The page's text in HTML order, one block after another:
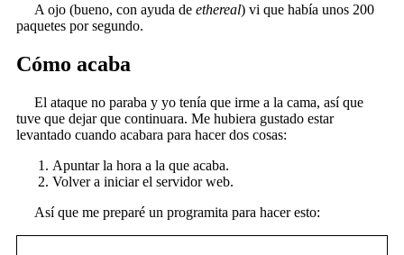
A ojo (bueno, con ayuda de ethereal) vi que había unos 200
paquetes por segundo.
Cómo acaba
El ataque no paraba y yo tenía que irme a la cama, así que
tuve que dejar que continuara. Me hubiera gustado estar
levantado cuando acabara para hacer dos cosas:
Apuntar la hora a la que acaba.
Volver a iniciar el servidor web.
Así que me preparé un programita para hacer esto: